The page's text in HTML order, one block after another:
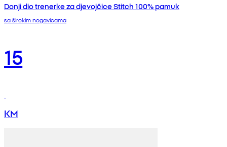
Donji dio trenerke za djevojčice Stitch 100% pamuk
sa širokim nogavicama
15
KM